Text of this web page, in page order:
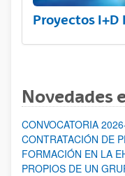
Proyectos
Novedades
CONVOCATORIA
CONTRATACIÓN DE
FORMACIÓN EN LA
PROPIOS DE UN